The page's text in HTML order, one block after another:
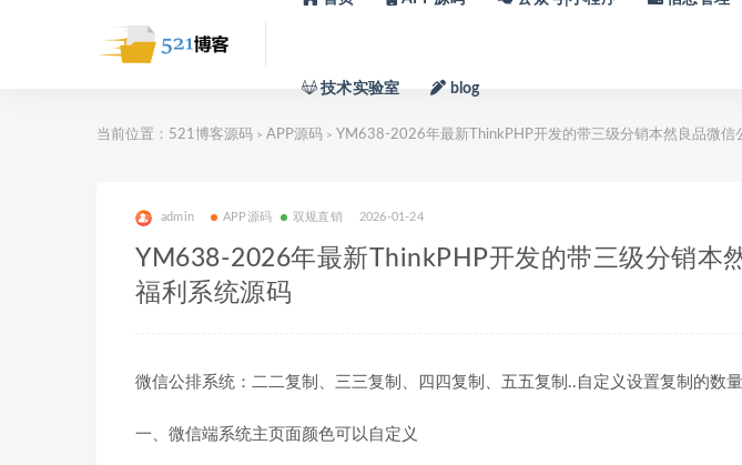
技术实验室 blog
当前位置： 521博客源码 > APP源码 > YM638-2026年最新ThinkPHP开发的带三级分销本然良品微信
admin APP源码 双规直销 2026-01-24
YM638-2026年最新ThinkPHP开发的带三级分销本
福利系统源码
微信公排系统：二二复制、三三复制、四四复制、五五复制..自定义设置复制的数量
一、微信端系统主页面颜色可以自定义